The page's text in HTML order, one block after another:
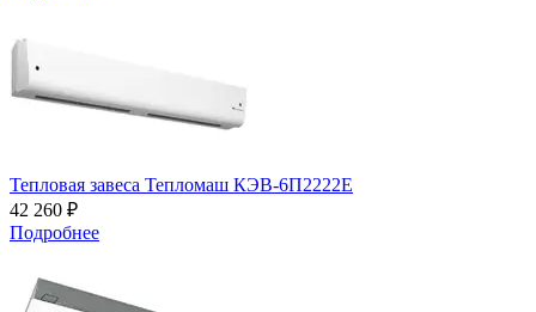
Тепловая завеса Тепломаш КЭВ-6П2222Е
42 260 ₽
Подробнее